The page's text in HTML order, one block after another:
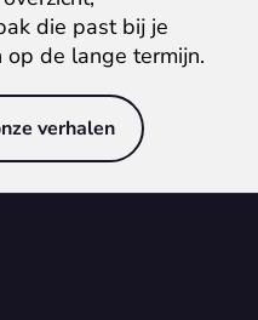
die past bij je
de lange termijn.
verhalen